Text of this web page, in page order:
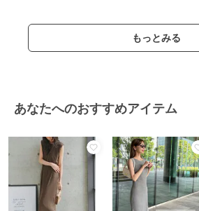
性別タイプ
ワンピースドレス ／
ネイビー、5分袖 ブラッ
ブラック×オフ、ノース
ージュ×ブラック、ノー
ブラック、タイト ホワイ
サイズ S,M
ポリエステル 100％
もっとみる
あなたへのおすすめアイテム